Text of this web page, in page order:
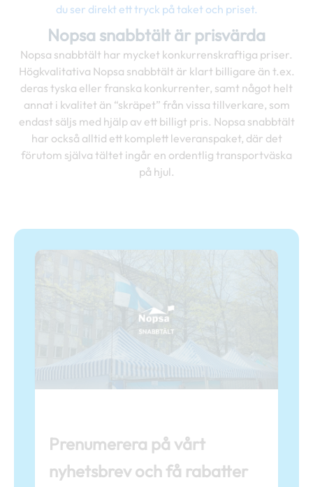
du ser direkt ett tryck på taket och priset.
Nopsa snabbtält är prisvärda
Nopsa snabbtält har mycket konkurrenskraftiga priser.
Högkvalitativa Nopsa snabbtält är klart billigare än t.ex.
deras tyska eller franska konkurrenter, samt något helt
annat i kvalitet än “skräpet” från vissa tillverkare, som
endast säljs med hjälp av ett billigt pris. Nopsa snabbtält
har också alltid ett komplett leveranspaket, där det
förutom själva tältet ingår en ordentlig transportväska
på hjul.
Prenumerera på vårt
nyhetsbrev och få rabatter